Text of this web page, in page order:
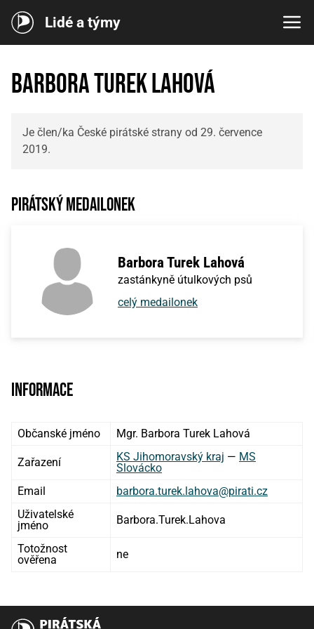
Lidé a týmy
Barbora Turek Lahová
Je člen/ka České pirátské strany od 29. července
2019.
Pirátský medailonek
Barbora Turek Lahová
zastánkyně útulkových psů
celý medailonek
Informace
Občanské jméno Mgr. Barbora Turek Lahová
Zařazení KS Jihomoravský kraj — MS
Slovácko
Email
barbora.turek.lahova@pirati.cz
Uživatelské
jméno
Barbora.Turek.Lahova
Totožnost
ověřena
ne